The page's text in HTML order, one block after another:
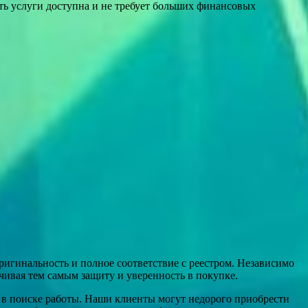
услуги доступна и не требует больших финансовых
и полное соответствие с реестром. Независимо
тем самым защиту и уверенность в покупке.
поиске работы. Наши клиенты могут недорого приобрести